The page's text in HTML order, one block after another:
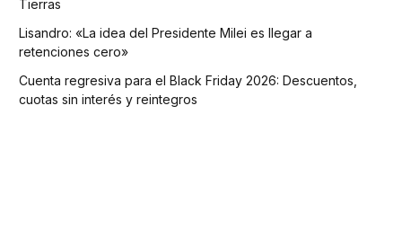
Tierras
Lisandro: «La idea del Presidente Milei es llegar a
retenciones cero»
Cuenta regresiva para el Black Friday 2026: Descuentos,
cuotas sin interés y reintegros